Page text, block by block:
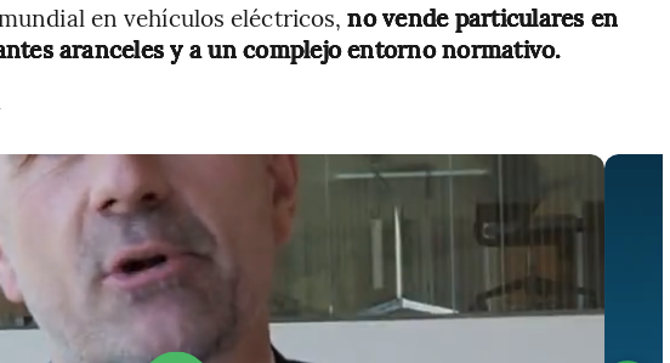
en vehículos eléctricos, no vende particulares en
aranceles y a un complejo entorno normativo.